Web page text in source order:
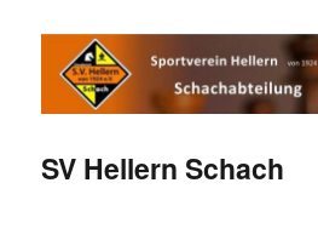
SV Hellern Schach